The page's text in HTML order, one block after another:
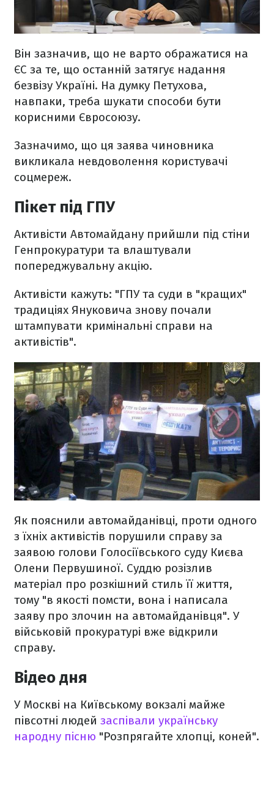
Він зазначив, що не варто ображатися на
ЄС за те, що останній затягує надання
безвізу Україні. На думку Петухова,
навпаки, треба шукати способи бути
корисними Євросоюзу.
Зазначимо, що ця заява чиновника
викликала невдоволення користувачі
соцмереж.
Пікет під ГПУ
Активісти Автомайдану прийшли під стіни
Генпрокуратури та влаштували
попереджувальну акцію.
Активісти кажуть: "ГПУ та суди в "кращих"
традиціях Януковича знову почали
штампувати кримінальні справи на
активістів".
Як пояснили автомайданівці, проти одного
з їхніх активістів порушили справу за
заявою голови Голосіївського суду Києва
Олени Первушиної. Суддю розізлив
матеріал про розкішний стиль її життя,
тому "в якості помсти, вона і написала
заяву про злочин на автомайданівця". У
військовій прокуратурі вже відкрили
справу.
Відео дня
У Москві на Київському вокзалі майже
півсотні людей заспівали українську
народну пісню "Розпрягайте хлопці, коней".